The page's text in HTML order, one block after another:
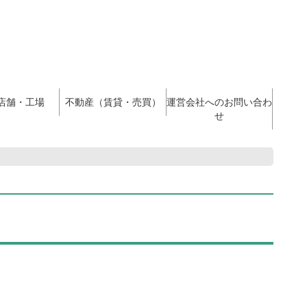
舗・工場 不動産（賃貸・売買）
運営会社へのお問い合わ
せ